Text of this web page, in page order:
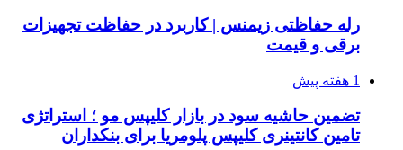
رله حفاظتی زیمنس | کاربرد در حفاظت تجهیزات
برقی و قیمت
1 هفته پیش
تضمین حاشیه سود در بازار کلیپس مو ؛ استراتژی
تامین کانتینری کلیپس پلومریا برای بنکداران